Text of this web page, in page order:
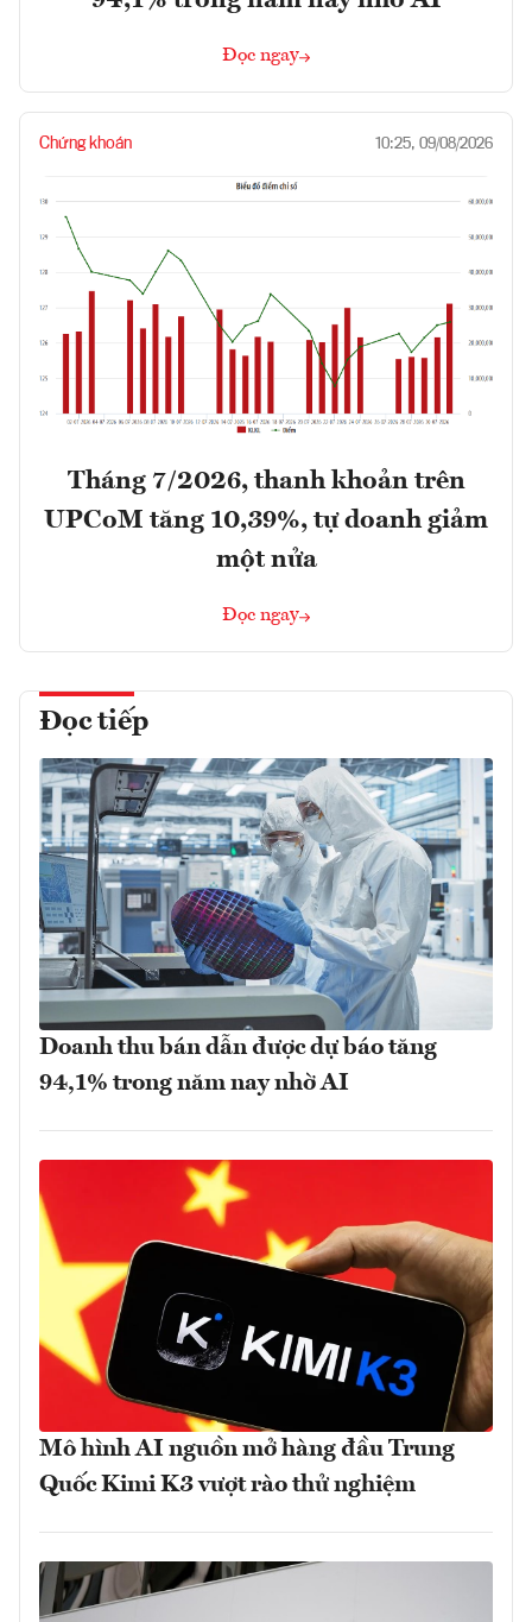
Đọc ngay
Chứng khoán 10:25, 09/08/2026
Tháng 7/2026, thanh khoản trên
UPCoM tăng 10,39%, tự doanh giảm
một nửa
Đọc ngay
Đọc tiếp
Doanh thu bán dẫn được dự báo tăng
94,1% trong năm nay nhờ AI
Mô hình AI nguồn mở hàng đầu Trung
Quốc Kimi K3 vượt rào thử nghiệm